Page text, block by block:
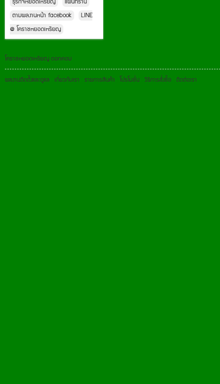
ตามผลงานหน้า facebook
LINE
@ โคราชหยอดเหรียญ
โคราชหยอดเหรียญ ดอทคอม
ผลงานติดตั้งและดูแล เกี่ยวกับเรา รายการสินค้า โปรโมชั่น วิธีการสั่งซื้อ ติดต่อเรา